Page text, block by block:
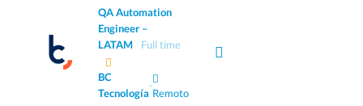
QA Automation
Engineer –
LATAM
Full time
BC
Tecnología
·
Remoto